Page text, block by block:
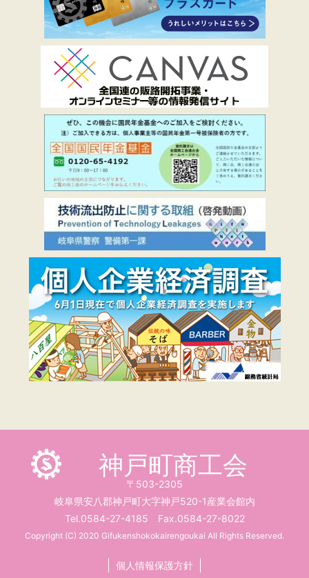
神戸町商工会
〒503-2305
岐阜県安八郡神戸町大字神戸520-1産業会館内
Tel.0584-27-4185 Fax.0584-27-8022
Copyright (C) 2020 Gifukenshokokairengoukai All Rights Reserved.
個人情報保護方針